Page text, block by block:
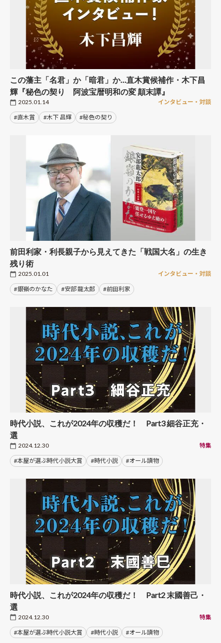
この藩主「名君」か「暗君」か…直木賞候補作・木下昌
輝『秘色の契り 阿波宝暦明和の変 顛末譚』
2025.01.14 インタビュー・対談
#直木賞 #木下 昌輝 #秘色の契り
前田利家・利長親子から見えてきた「戦国大名」の生き
残り術
2025.01.01 インタビュー・対談
#銀嶺のかなた #安部 龍太郎 #前田利家
時代小説、これが2024年の収穫だ！ Part3 細谷正充・
選
2024.12.30 特集
#本屋が選ぶ時代小説大賞 #時代小説 #オール讀物
時代小説、これが2024年の収穫だ！ Part2 末國善己・
選
2024.12.30 特集
#本屋が選ぶ時代小説大賞 #時代小説 #オール讀物